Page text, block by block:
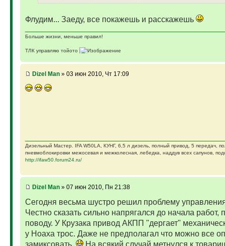
Флудим... Заеду, все покажешь и расскажешь
Больше жизни, меньше правил!
ТЛК управляю тойото
ГАЗ-69 рок-н-ролл - еще одна задумка
Если что, на связи (909)640-3030
Dizel Man» 03 июн 2010, Чт 17:09
Дизельный Мастер. IFA W50LA, КУНГ, 6,5 л дизель, полный привод, 5 передач,
пневмоблокировки межосевая и межколесная, лебедка, наддув всех сапунов,
http://ifaw50.forum24.ru/
Dizel Man» 07 июн 2010, Пн 21:38
Сегодня весьма шустро решил проблему
Честно сказать сильно напрягался до начала работ,
поводу. У Крузака привод АКПП "дергает"
у Ноаха трос. Даже не предполагал что можно все
замиксовать.
На всякий случай метнулся к